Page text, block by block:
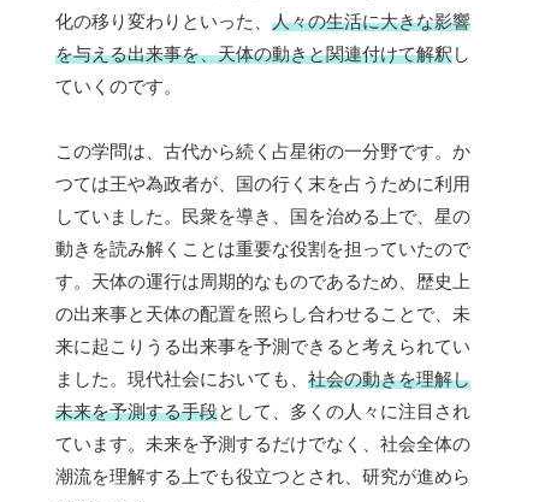
化の移り変わりといった、 人々の生活に大きな影響
を与える出来事を、天体の動きと関連付けて解釈し
ていくのです。
この学問は、古代から続く占星術の一分野です。か
つては王や為政者が、国の行く末を占うために利用
していました。民衆を導き、国を治める上で、星の
動きを読み解くことは重要な役割を担っていたので
す。天体の運行は周期的なものであるため、歴史上
の出来事と天体の配置を照らし合わせることで、未
来に起こりうる出来事を予測できると考えられてい
ました。現代社会においても、 社会の動きを理解し
未来を予測する手段として、多くの人々に注目され
ています。未来を予測するだけでなく、社会全体の
潮流を理解する上でも役立つとされ、研究が進めら